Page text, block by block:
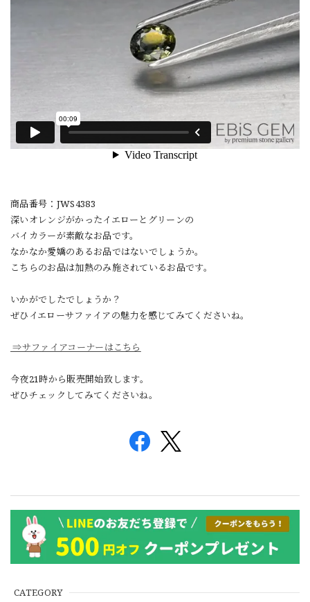
CATEGORY
商品番号：JWS4383
深いオレンジがかったイエローとグリーンの
バイカラーが素敵なお品です。
なかなか愛嬌のあるお品ではないでしょうか。
こちらのお品は加熱のみ施されているお品です。
いかがでしたでしょうか？
ぜひイエローサファイアの魅力を感じてみてくださいね。
⇒サファイアコーナーはこちら
今夜21時から販売開始致します。
ぜひチェックしてみてくださいね。